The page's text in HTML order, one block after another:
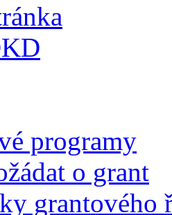
programy
o grant
grantového